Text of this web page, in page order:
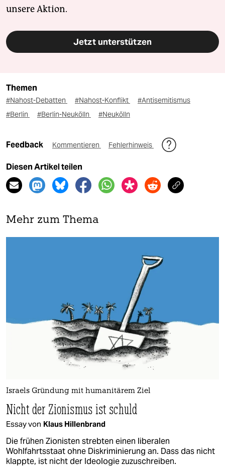
unsere Aktion.
Jetzt unterstützen
Themen
#Nahost-Debatten #Nahost-Konflikt
#Antisemitismus
#Berlin
#Berlin-Neukölln #Neukölln
Feedback Kommentieren Fehlerhinweis
Diesen Artikel teilen
Mehr zum Thema
Israels Gründung mit humanitärem Ziel
Nicht der Zionismus ist schuld
Essay von Klaus Hillenbrand
Die frühen Zionisten strebten einen liberalen
Wohlfahrtsstaat ohne Diskriminierung an. Dass das nicht
klappte, ist nicht der Ideologie zuzuschreiben.